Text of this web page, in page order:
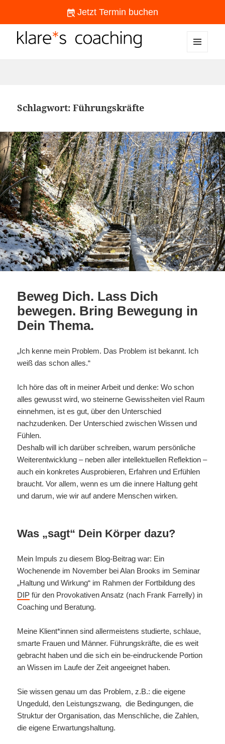
Jetzt Termin buchen
Schlagwort:Führungskräfte
Beweg Dich. Lass Dich
bewegen. Bring Bewegung in
Dein Thema.
„Ich kenne mein Problem. Das Problem ist bekannt. Ich
weiß das schon alles.“
Ich höre das oft in meiner Arbeit und denke: Wo schon
alles gewusst wird, wo steinerne Gewissheiten viel Raum
einnehmen, ist es gut, über den Unterschied
nachzudenken. Der Unterschied zwischen Wissen und
Fühlen.
Deshalb will ich darüber schreiben, warum persönliche
Weiterentwicklung – neben aller intellektuellen Reflektion –
auch ein konkretes Ausprobieren, Erfahren und Erfühlen
braucht. Vor allem, wenn es um die innere Haltung geht
und darum, wie wir auf andere Menschen wirken.
Was „sagt“ Dein Körper dazu?
Mein Impuls zu diesem Blog-Beitrag war: Ein
Wochenende im November bei Alan Brooks im Seminar
„Haltung und Wirkung“ im Rahmen der Fortbildung des
DIP für den Provokativen Ansatz (nach Frank Farrelly) in
Coaching und Beratung.
Meine Klient*innen sind allermeistens studierte, schlaue,
smarte Frauen und Männer. Führungskräfte, die es weit
gebracht haben und die sich ein be-eindruckende Portion
an Wissen im Laufe der Zeit angeeignet haben.
Sie wissen genau um das Problem, z.B.: die eigene
Ungeduld, den Leistungszwang, die Bedingungen, die
Struktur der Organisation, das Menschliche, die Zahlen,
die eigene Erwartungshaltung.